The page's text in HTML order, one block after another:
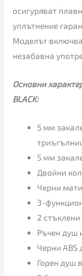
осигуряват
уплътнение
Моделът
незабавна
Основни
BLACK:
5 мм
5 мм
Двойни
Черни
3-
2
Ръчен душ
Черни ABS
Горен душ